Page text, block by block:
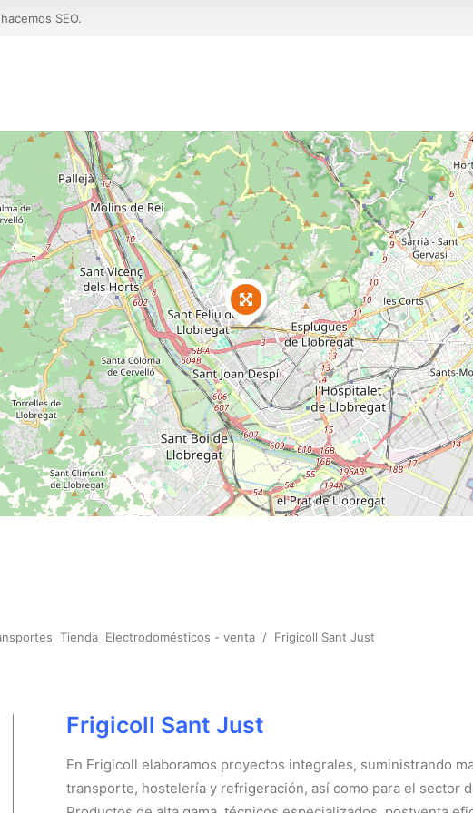
SEO.
Tienda Electrodomésticos - venta / Frigicoll Sant Just
Frigicoll Sant Just
En Frigicoll elaboramos proyectos integrales, suministrando
transporte, hostelería y refrigeración, así como para el sector